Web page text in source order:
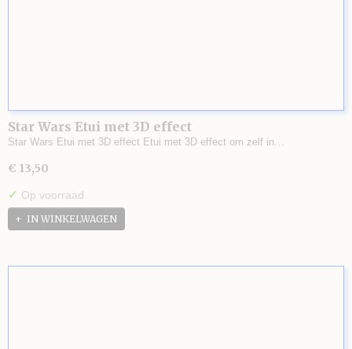
Star Wars Etui met 3D effect
Star Wars Etui met 3D effect Etui met 3D effect om zelf in…
€ 13,50
✓ Op voorraad
IN WINKELWAGEN